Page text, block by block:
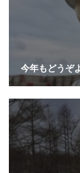
今年もどうぞ